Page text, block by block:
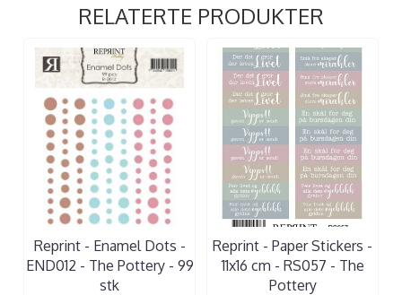
RELATERTE PRODUKTER
Reprint - Enamel Dots -
END012 - The Pottery - 99
stk
Reprint - Paper Stickers -
11x16 cm - RS057 - The
Pottery